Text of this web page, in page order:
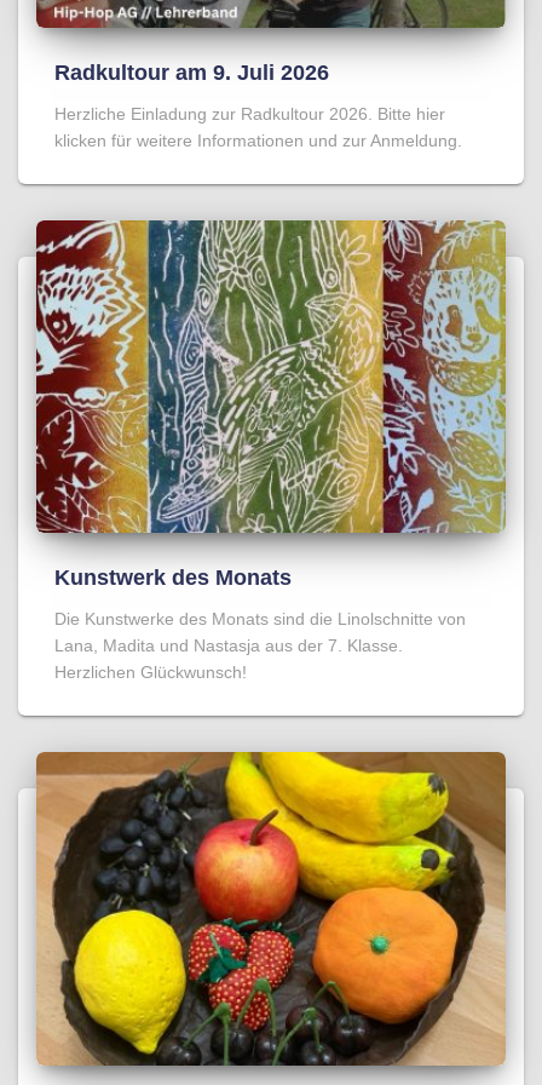
Radkultour am 9. Juli 2026
Herzliche Einladung zur Radkultour 2026. Bitte hier
klicken für weitere Informationen und zur Anmeldung.
Kunstwerk des Monats
Die Kunstwerke des Monats sind die Linolschnitte von
Lana, Madita und Nastasja aus der 7. Klasse.
Herzlichen Glückwunsch!